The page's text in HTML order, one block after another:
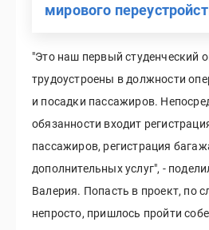
мирового
"Это наш первый студенческий
трудоустроены в должности
и посадки пассажиров.
обязанности входит
пассажиров, регистрация
дополнительных услуг", -
Валерия. Попасть в проект, по
непросто, пришлось пройти